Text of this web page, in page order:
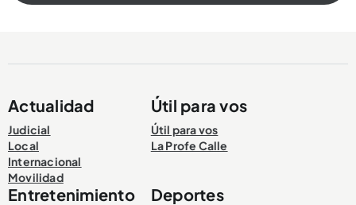
Actualidad
Judicial
Local
Internacional
Movilidad
Útil para vos
Útil para vos
La Profe Calle
Entretenimiento Deportes